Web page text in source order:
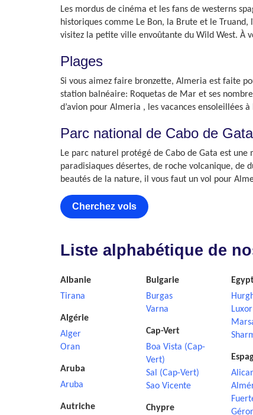
Les mordus de cinéma et les fans de westerns
historiques comme Le Bon, la Brute et le
visitez la petite ville envoûtante du Wild West. À
Plages
Si vous aimez faire bronzette, Almeria est faite
station balnéaire: Roquetas de Mar et ses
d’avion pour Almeria , les vacances ensoleillées
Parc national de Cabo de Gata
Le parc naturel protégé de Cabo de Gata est
paradisiaques désertes, de roche volcanique, de
beautés de la nature, il vous faut un vol pour
Cherchez vols
Liste alphabétique de
Albanie
Tirana
Algérie
Alger
Oran
Aruba
Aruba
Autriche
Bulgarie
Burgas
Varna
Cap-Vert
Boa Vista (Cap-
Vert)
Sal (Cap-Vert)
Sao Vicente
Chypre
Luxor